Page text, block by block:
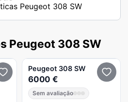
Peugeot 308 SW
Peugeot 308 SW
Peugeot 308 SW
6000 €
Sem avaliação